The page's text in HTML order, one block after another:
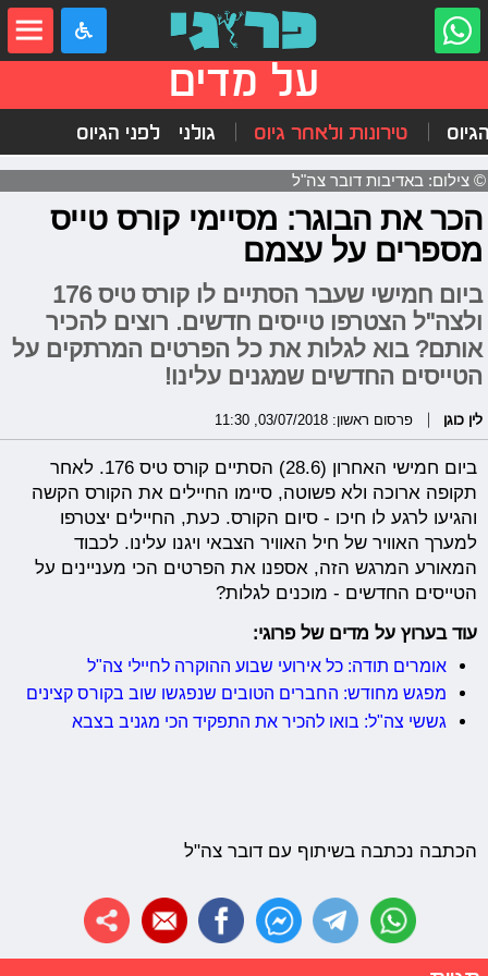
על מדים
טירונות ולאחר גיוס גולני לפני הגיוס
© צילום: באדיבות דובר צה"ל
הכר את הבוגר: מסיימי קורס טייס
מספרים על עצמם
ביום חמישי שעבר הסתיים לו קורס טיס 176
ולצה"ל הצטרפו טייסים חדשים. רוצים להכיר
אותם? בוא לגלות את כל הפרטים המרתקים על
הטייסים החדשים שמגנים עלינו!
לין כוגן פרסום ראשון: 03/07/2018, 11:30
ביום חמישי האחרון (28.6) הסתיים קורס טיס 176. לאחר
תקופה ארוכה ולא פשוטה, סיימו החיילים את הקורס הקשה
והגיעו לרגע לו חיכו - סיום הקורס. כעת, החיילים יצטרפו
למערך האוויר של חיל האוויר הצבאי ויגנו עלינו. לכבוד
המאורע המרגש הזה, אספנו את הפרטים הכי מעניינים על
הטייסים החדשים - מוכנים לגלות?
עוד בערוץ על מדים של פרוגי:
אומרים תודה: כל אירועי שבוע ההוקרה לחיילי צה"ל
מפגש מחודש: החברים הטובים שנפגשו שוב בקורס קצינים
גששי צה"ל: בואו להכיר את התפקיד הכי מגניב בצבא
הכתבה נכתבה בשיתוף עם דובר צה"ל